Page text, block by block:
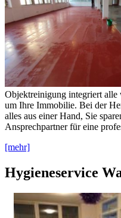
Objektreinigung integriert alle
um Ihre Immobilie. Bei der
alles aus einer Hand, Sie
Ansprechpartner für eine
[mehr]
Hygieneservice